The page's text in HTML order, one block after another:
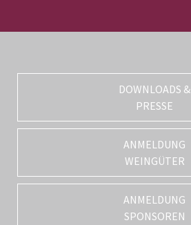
DOWNLOADS &
PRESSE
ANMELDUNG
WEINGÜTER
ANMELDUNG
SPONSOREN